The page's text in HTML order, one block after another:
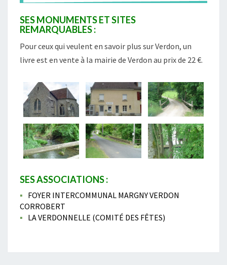
SES MONUMENTS ET SITES
REMARQUABLES :
Pour ceux qui veulent en savoir plus sur Verdon, un
livre est en vente à la mairie de Verdon au prix de 22 €.
SES ASSOCIATIONS :
FOYER INTERCOMMUNAL MARGNY VERDON
CORROBERT
LA VERDONNELLE (COMITÉ DES FÊTES)